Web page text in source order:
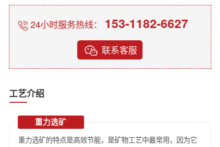
24小时服务热线： 153-1182-6627
联系客服
工艺介绍
重力选矿
重力选矿的特点是高效节能，是矿物工艺中最常用，因为它